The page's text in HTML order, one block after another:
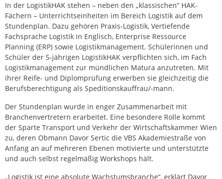
In der LogistikHAK stehen – neben den „klassischen“ HAK-
Fächern – Unterrichtseinheiten im Bereich Logistik auf dem
Stundenplan. Dazu gehören Praxis-Logistik, Vertiefende
Fachsprache Logistik in Englisch, Enterprise Ressource
Planning (ERP) sowie Logistikmanagement. Schülerinnen und
Schüler der 5-jährigen LogistikHAK verpflichten sich, im Fach
Logistikmanagement zur mündlichen Matura anzutreten. Mit
ihrer Reife- und Diplomprüfung erwerben sie gleichzeitig die
Berufsberechtigung als Speditionskauffrau/-mann.
Der Stundenplan wurde in enger Zusammenarbeit mit
Branchenvertretern erarbeitet. Eine besondere Rolle kommt
der Sparte Transport und Verkehr der Wirtschaftskammer Wien
zu, deren Obmann Davor Sertic die VBS Akademiestraße von
Anfang an auf mehreren Ebenen motivierte und unterstützte
und auch selbst regelmäßig Workshops hält.
„Logistik ist eine absolute Wachstumsbranche“, erklärt Davor